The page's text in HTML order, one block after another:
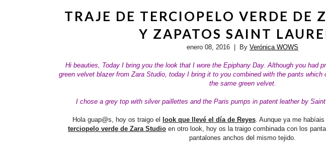
TRAJE DE TERCIOPELO VERDE DE
Y ZAPATOS SAINT
enero 08, 2016 | By Verónica WOWS
Hi beauties, Today I bring you the look that I wore the Epiphany Day. Although you had
green velvet blazer from Zara Studio, today I bring it to you combined with the pants
the same green velvet.
I chose a grey top with silver paillettes and the Paris pumps in patent leather by
Hola guap@s, hoy os traigo el look que llevé el día de Reyes. Aunque ya me
terciopelo verde de Zara Studio en otro look, hoy os la traigo combinada con los
pantalones anchos del mismo tejido.